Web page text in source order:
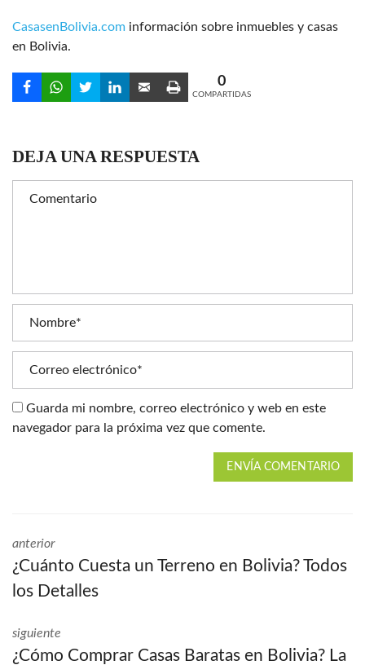
CasasenBolivia.com información sobre inmuebles y casas
en Bolivia.
0
COMPARTIDAS
DEJA UNA RESPUESTA
Guarda mi nombre, correo electrónico y web en este
navegador para la próxima vez que comente.
ENVÍA COMENTARIO
anterior
¿Cuánto Cuesta un Terreno en Bolivia? Todos
los Detalles
siguiente
¿Cómo Comprar Casas Baratas en Bolivia? La